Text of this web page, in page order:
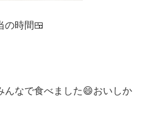
の時間🍱
んなで食べました😄おいしか